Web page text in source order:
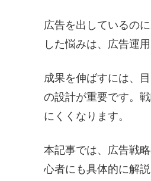
広告を出しているの
した悩みは、広告運
成果を伸ばすには、
の設計が重要です。
にくくなります。
本記事では、広告戦
心者にも具体的に解